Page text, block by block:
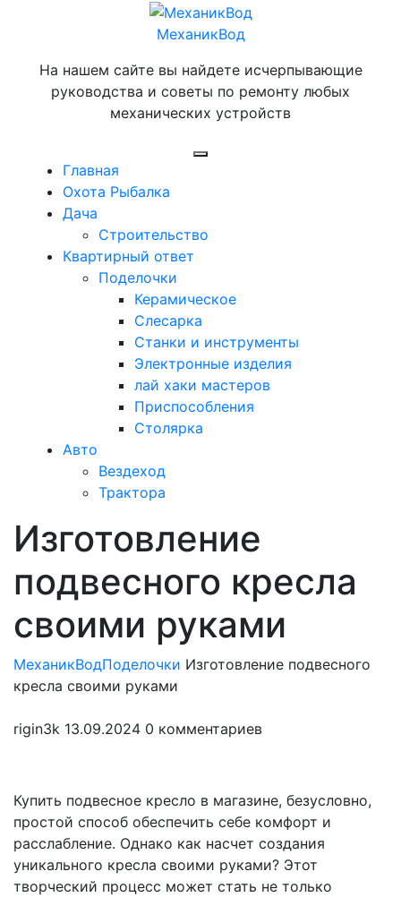
МеханикВод
На нашем сайте вы найдете исчерпывающие
руководства и советы по ремонту любых
механических устройств
Главная
Охота Рыбалка
Дача
Строительство
Квартирный ответ
Поделочки
Керамическое
Слесарка
Станки и инструменты
Электронные изделия
лай хаки мастеров
Приспособления
Столярка
Авто
Вездеход
Трактора
Закрыть
меню
Изготовление
подвесного кресла
своими руками
МеханикВодПоделочки Изготовление подвесного
кресла своими руками
rigin3k 13.09.2024 0 комментариев
Купить подвесное кресло в магазине, безусловно,
простой способ обеспечить себе комфорт и
расслабление. Однако как насчет создания
уникального кресла своими руками? Этот
творческий процесс может стать не только